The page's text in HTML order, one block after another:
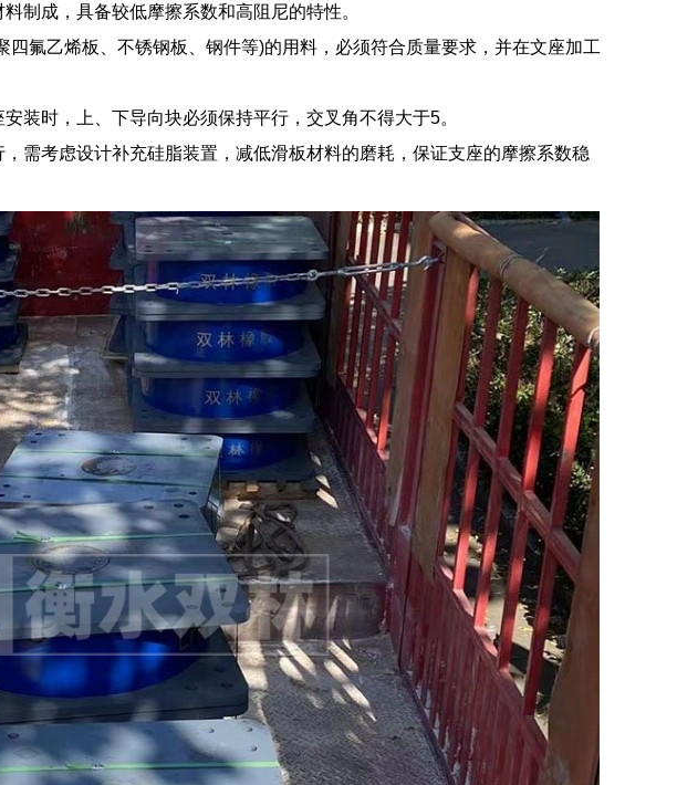
制成，具备较低摩擦系数和高阻尼的特性。
氟乙烯板、不锈钢板、钢件等)的用料，必须符合质量要求，并在文座加工
装时，上、下导向块必须保持平行，交叉角不得大于5。
需考虑设计补充硅脂装置，减低滑板材料的磨耗，保证支座的摩擦系数稳